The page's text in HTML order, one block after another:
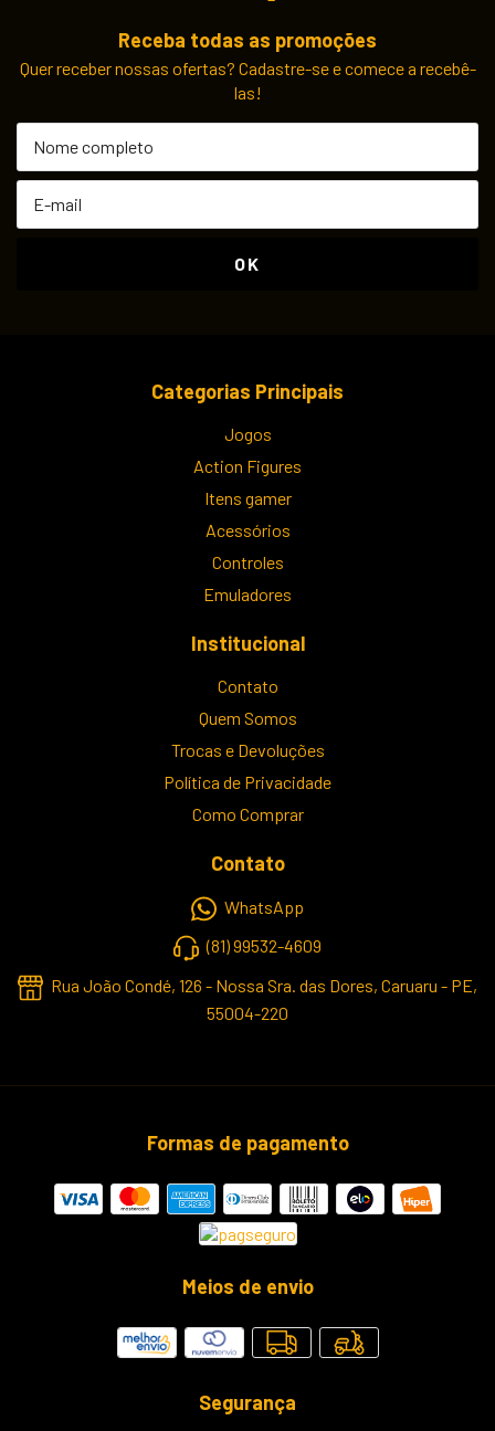
Receba todas as promoções
Quer receber nossas ofertas? Cadastre-se e comece a recebê-
las!
Categorias Principais
Jogos
Action Figures
Itens gamer
Acessórios
Controles
Emuladores
Institucional
Contato
Quem Somos
Trocas e Devoluções
Política de Privacidade
Como Comprar
Contato
WhatsApp
(81) 99532-4609
Rua João Condé, 126 - Nossa Sra. das Dores, Caruaru - PE,
55004-220
Formas de pagamento
Meios de envio
Segurança